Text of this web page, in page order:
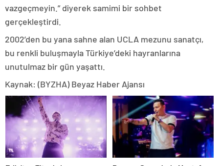
vazgeçmeyin.” diyerek samimi bir sohbet
gerçekleştirdi.
2002’den bu yana sahne alan UCLA mezunu sanatçı,
bu renkli buluşmayla Türkiye’deki hayranlarına
unutulmaz bir gün yaşattı.
Kaynak: (BYZHA) Beyaz Haber Ajansı